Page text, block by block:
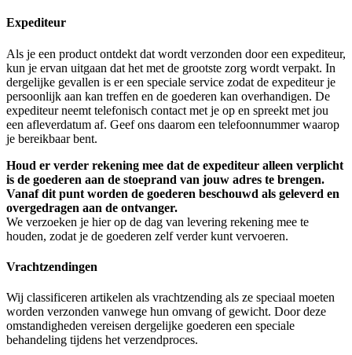
Expediteur
Als je een product ontdekt dat wordt verzonden door een expediteur,
kun je ervan uitgaan dat het met de grootste zorg wordt verpakt. In
dergelijke gevallen is er een speciale service zodat de expediteur je
persoonlijk aan kan treffen en de goederen kan overhandigen. De
expediteur neemt telefonisch contact met je op en spreekt met jou
een afleverdatum af. Geef ons daarom een telefoonnummer waarop
je bereikbaar bent.
Houd er verder rekening mee dat de expediteur alleen verplicht
is de goederen aan de stoeprand van jouw adres te brengen.
Vanaf dit punt worden de goederen beschouwd als geleverd en
overgedragen aan de ontvanger.
We verzoeken je hier op de dag van levering rekening mee te
houden, zodat je de goederen zelf verder kunt vervoeren.
Vrachtzendingen
Wij classificeren artikelen als vrachtzending als ze speciaal moeten
worden verzonden vanwege hun omvang of gewicht. Door deze
omstandigheden vereisen dergelijke goederen een speciale
behandeling tijdens het verzendproces.